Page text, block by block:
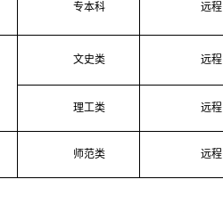
专本科 远程
文史类 远程
理工类 远程
师范类 远程